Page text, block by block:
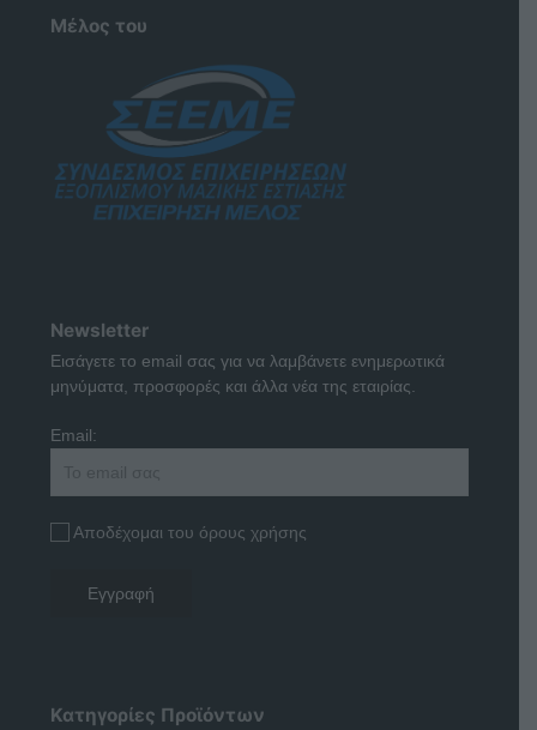
Μέλος του
Newsletter
Εισάγετε το email σας για να λαμβάνετε ενημερωτικά
μηνύματα, προσφορές και άλλα νέα της εταιρίας.
Email:
Αποδέχομαι του όρους χρήσης
Κατηγορίες Προϊόντων